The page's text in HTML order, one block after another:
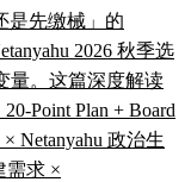
是先缴械」的
2026 秋季选
量。这篇深度解读
Point Plan + Board
Netanyahu 政治生
需求 ×